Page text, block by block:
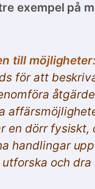
exempel på
till möjligheter:
för att
en dörr fysiskt,
handlingar
och dra